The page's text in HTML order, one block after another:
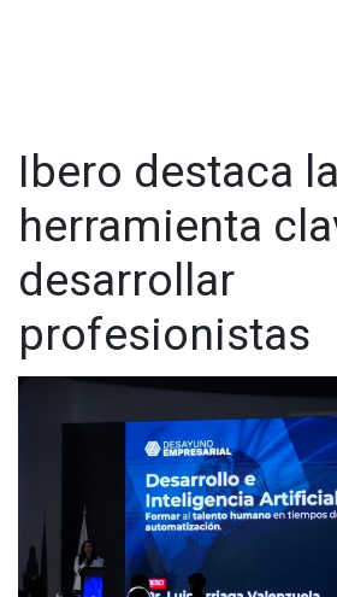
Ibero destaca
herramienta
desarrollar
profesionistas